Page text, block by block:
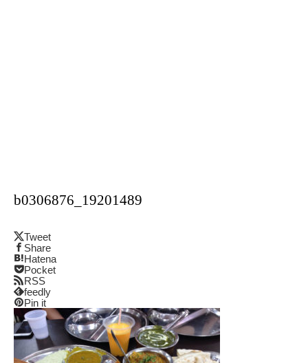
b0306876_19201489
Tweet
Share
Hatena
Pocket
RSS
feedly
Pin it